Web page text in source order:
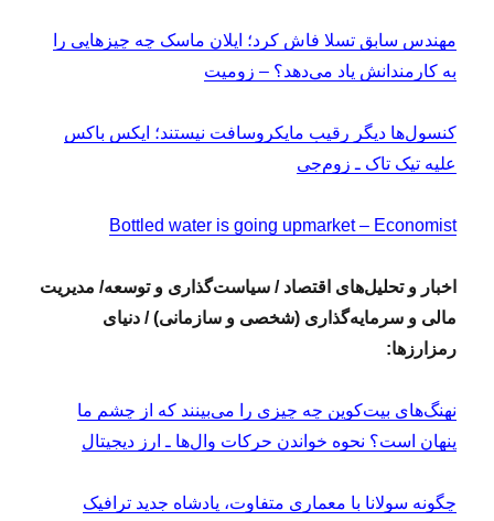
مهندس سابق تسلا فاش کرد؛ ایلان ماسک چه چیزهایی را
به کارمندانش یاد می‌دهد؟ – زومیت
کنسول‌ها دیگر رقیب مایکروسافت نیستند؛ ایکس باکس
علیه تیک تاک ـ زوم‌جی
Bottled water is going upmarket – Economist
اخبار و تحلیل‌های اقتصاد / سیاست‌گذاری و توسعه/ مدیریت
مالی و سرمایه‌گذاری (شخصی و سازمانی) / دنیای
رمزارزها:
نهنگ‌های بیت‌کوین چه چیزی را می‌بینند که از چشم ما
پنهان است؟ نحوه خواندن حرکات وال‌ها ـ ارز دیجیتال
‏چگونه سولانا با معماری متفاوت، پادشاه جدید ترافیک